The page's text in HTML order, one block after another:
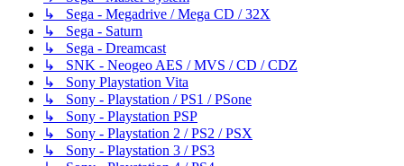
↳ Sega - Megadrive / Mega CD / 32X
↳ Sega - Saturn
↳ Sega - Dreamcast
↳ SNK - Neogeo AES / MVS / CD / CDZ
↳ Sony Playstation Vita
↳ Sony - Playstation / PS1 / PSone
↳ Sony - Playstation PSP
↳ Sony - Playstation 2 / PS2 / PSX
↳ Sony - Playstation 3 / PS3